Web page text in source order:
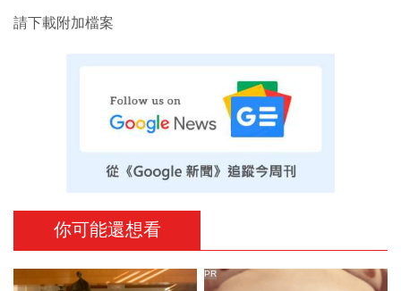
請下載附加檔案
你可能還想看
PR